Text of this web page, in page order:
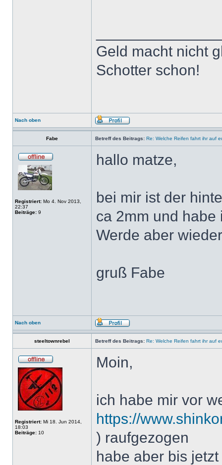
Geld macht nicht
Schotter schon!
Nach oben
Fabe Betreff des Beitrags: Re: Welche Reifen fahrt ihr auf
Registriert: Mo 4. Nov 2013,
22:37
Beiträge: 9
hallo matze,
bei mir ist der
ca 2mm und
Werde aber
gruß Fabe
Nach oben
steeltownrebel Betreff des Beitrags: Re: Welche Reifen fahrt ihr auf
Registriert: Mi 18. Jun 2014,
18:03
Beiträge: 10
Moin,
ich habe mir vor
https://
) raufgezogen
habe aber bis